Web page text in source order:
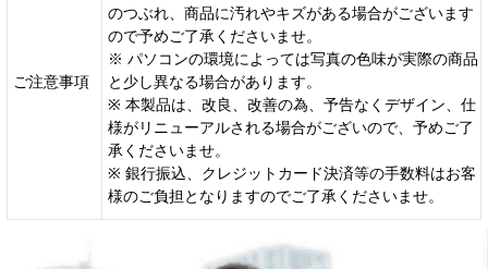
ご注意事項
のつぶれ、商品に汚れやキズがある場合がございます
ので予めご了承くださいませ。
※ パソコンの環境によっては写真の色味が実際の商品
と少し異なる場合があります。
※ 本製品は、改良、改善の為、予告なくデザイン、仕
様がリニューアルされる場合がございので、予めご了
承くださいませ。
※ 銀行振込、クレジットカード決済等の手数料はお客
様のご負担となりますのでご了承くださいませ。